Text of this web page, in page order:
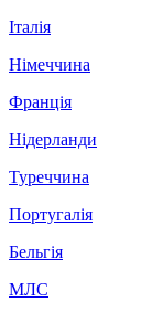
Італія
Німеччина
Франція
Нідерланди
Туреччина
Португалія
Бельгія
МЛС